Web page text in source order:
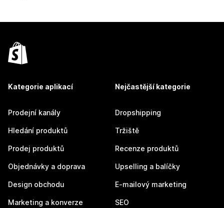
Kategorie aplikací
Prodejní kanály
Hledání produktů
Prodej produktů
Objednávky a doprava
Design obchodu
Marketing a konverze
Nejčastější kategorie
Dropshipping
Tržiště
Recenze produktů
Upselling a balíčky
E-mailový marketing
SEO